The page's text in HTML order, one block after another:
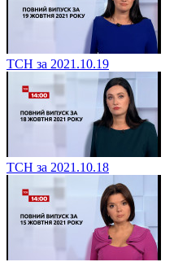
ТСН за 2021.10.19
ТСН за 2021.10.18